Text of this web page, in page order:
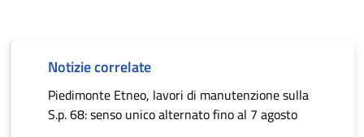
Notizie correlate
Piedimonte Etneo, lavori di manutenzione sulla
S.p. 68: senso unico alternato fino al 7 agosto